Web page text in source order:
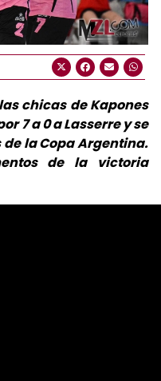
chicas de Kapones
7 a 0 a Lasserre y se
la Copa Argentina.
de la victoria